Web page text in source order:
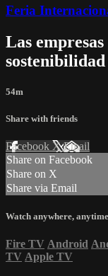
Feria
Las
sostenibilidad
54m
Share with friends
Facebook XEmail
Share on Facebook
Share on X
Share via Email
Watch anywhere, anytime
Fire TV Android
TV Apple TV